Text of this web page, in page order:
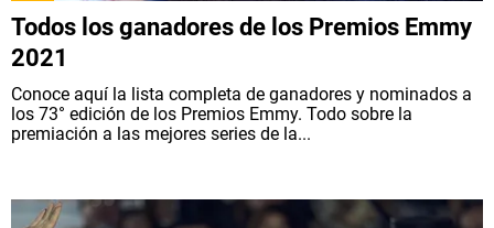
Todos los ganadores de los Premios Emmy
2021
Conoce aquí la lista completa de ganadores y nominados a
los 73° edición de los Premios Emmy. Todo sobre la
premiación a las mejores series de la...